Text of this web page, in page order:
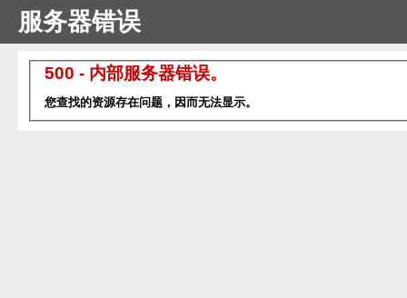
服务器错误
500 - 内部服务器错误。
您查找的资源存在问题，因而无法显示。